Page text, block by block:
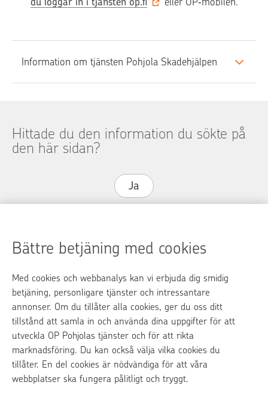
Bättre betjäning med cookies
Med cookies och webbanalys kan vi erbjuda dig smidig
betjäning, personligare tjänster och intressantare
annonser. Om du tillåter alla cookies, ger du oss ditt
tillstånd att samla in och använda dina uppgifter för att
utveckla OP Pohjolas tjänster och för att rikta
marknadsföring. Du kan också välja vilka cookies du
tillåter. En del cookies är nödvändiga för att våra
webbplatser ska fungera pålitligt och tryggt.
Information om tjänsten Pohjola Skadehjälpen
Hittade du den information du sökte på
den här sidan?
Ja
op.fi
OP Media
Kontaktinformation
Samtalstariff